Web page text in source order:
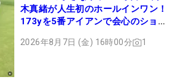
木真緒が人生初のホールインワン！
173yを5番アイアンで会心のショッ
2026年8月7日 (金) 16時00分 1